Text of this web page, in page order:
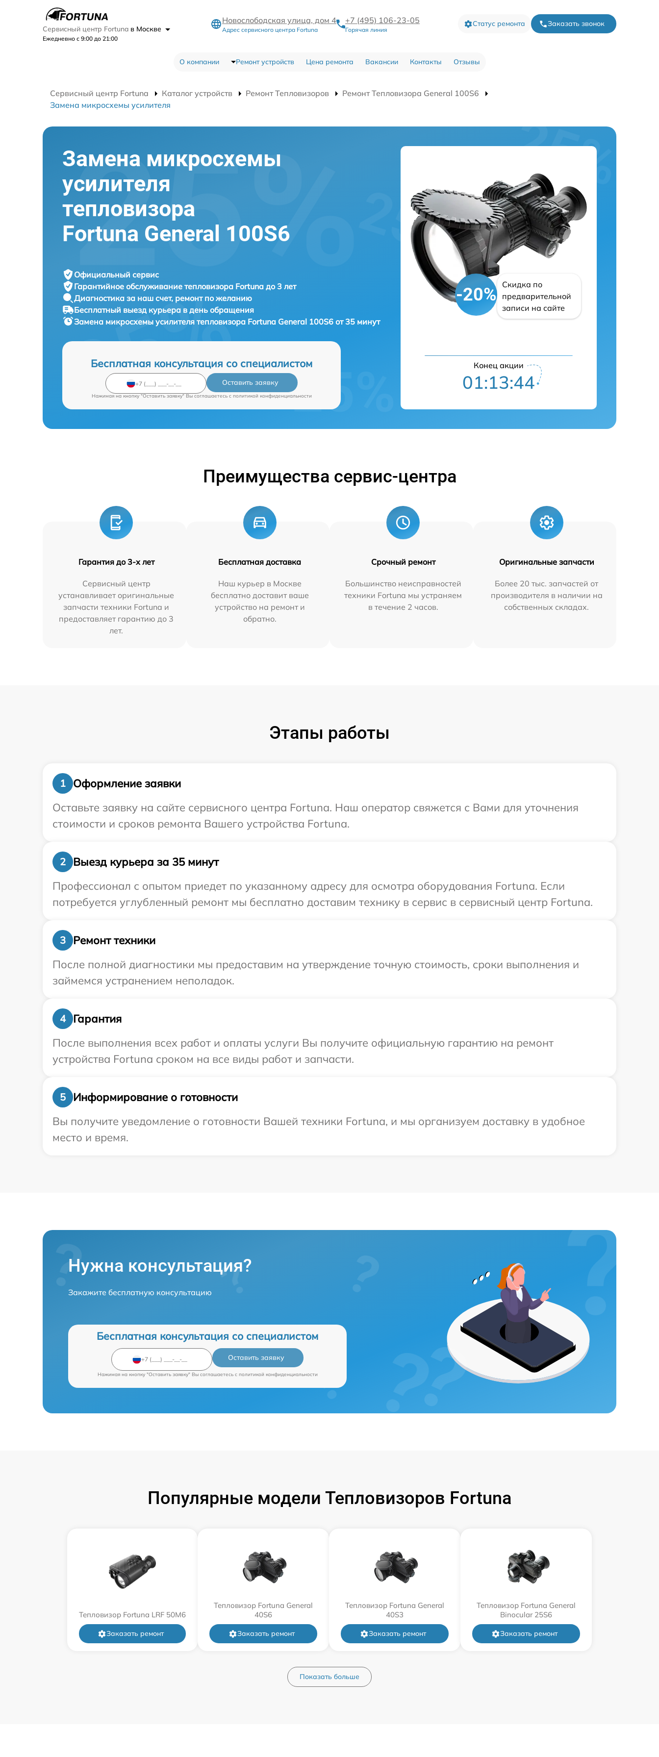
Сервисный центр Fortuna в Москве
Ежедневно с 9:00 до 21:00
Новослободская улица, дом 4
Адрес сервисного центра Fortuna
+7 (495) 106-23-05
Горячая линия
Статус ремонта Заказать звонок
О компании Ремонт устройств Цена ремонта Вакансии Контакты Отзывы
Сервисный центр Fortuna Каталог устройств Ремонт Тепловизоров
Ремонт Тепловизора General 100S6
Замена микросхемы усилителя
Замена микросхемы
усилителя
тепловизора
Fortuna General 100S6
Официальный сервис
Гарантийное обслуживание тепловизора Fortuna до 3 лет
Диагностика за наш счет, ремонт по желанию
Бесплатный выезд курьера в день обращения
Замена микросхемы усилителя тепловизора Fortuna General 100S6 от 35 минут
Бесплатная консультация со специалистом
Оставить заявку
Нажимая на кнопку "Оставить заявку" Вы соглашаетесь c политикой конфиденциальности
-20%
Скидка по
предварительной
записи на сайте
Конец акции
01:13:43
Преимущества сервис-центра
Гарантия до 3-х лет
Сервисный центр
устанавливает оригинальные
запчасти техники Fortuna и
предоставляет гарантию до 3
лет.
Бесплатная доставка
Наш курьер в Москве
бесплатно доставит ваше
устройство на ремонт и
обратно.
Срочный ремонт
Большинство неисправностей
техники Fortuna мы устраняем
в течение 2 часов.
Оригинальные запчасти
Более 20 тыс. запчастей от
производителя в наличии на
собственных складах.
Этапы работы
1
Оформление заявки
Оставьте заявку на сайте сервисного центра Fortuna. Наш оператор свяжется с Вами для уточнения
стоимости и сроков ремонта Вашего устройства Fortuna.
2
Выезд курьера за 35 минут
Профессионал с опытом приедет по указанному адресу для осмотра оборудования Fortuna. Если
потребуется углубленный ремонт мы бесплатно доставим технику в сервис в сервисный центр Fortuna.
3
Ремонт техники
После полной диагностики мы предоставим на утверждение точную стоимость, сроки выполнения и
займемся устранением неполадок.
4
Гарантия
После выполнения всех работ и оплаты услуги Вы получите официальную гарантию на ремонт
устройства Fortuna сроком на все виды работ и запчасти.
5
Информирование о готовности
Вы получите уведомление о готовности Вашей техники Fortuna, и мы организуем доставку в удобное
место и время.
Нужна консультация?
Закажите бесплатную консультацию
Бесплатная консультация со специалистом
Оставить заявку
Нажимая на кнопку "Оставить заявку" Вы соглашаетесь c политикой конфиденциальности
Популярные модели Тепловизоров Fortuna
Тепловизор Fortuna LRF 50M6
Заказать ремонт
Тепловизор Fortuna General
40S6
Заказать ремонт
Тепловизор Fortuna General
40S3
Заказать ремонт
Тепловизор Fortuna General
Binocular 25S6
Заказать ремонт
Показать больше